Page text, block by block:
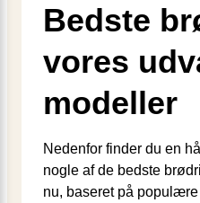
Bedste
vores
modeller
Nedenfor finder du en
nogle af de bedste
nu, baseret på populære